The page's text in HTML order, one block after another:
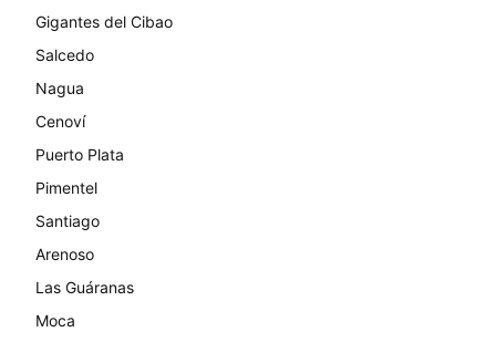
Gigantes del Cibao
Salcedo
Nagua
Cenoví
Puerto Plata
Pimentel
Santiago
Arenoso
Las Guáranas
Moca